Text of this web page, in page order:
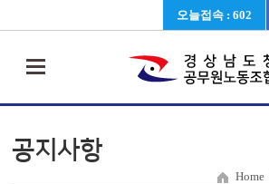
오늘접속 : 602
공지사항
Home